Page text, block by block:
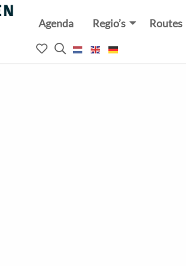
Agenda Regio’s Routes
Mijn Open
het